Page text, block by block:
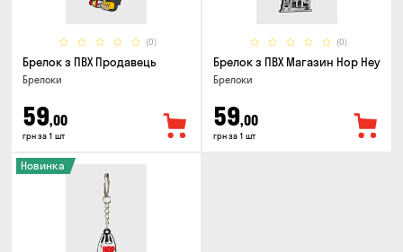
(0)
Брелок з ПВХ Продавець
Брелоки
59,00
грн за 1 шт
(0)
Брелок з ПВХ Магазин Hop Hey
Брелоки
59,00
грн за 1 шт
Новинка